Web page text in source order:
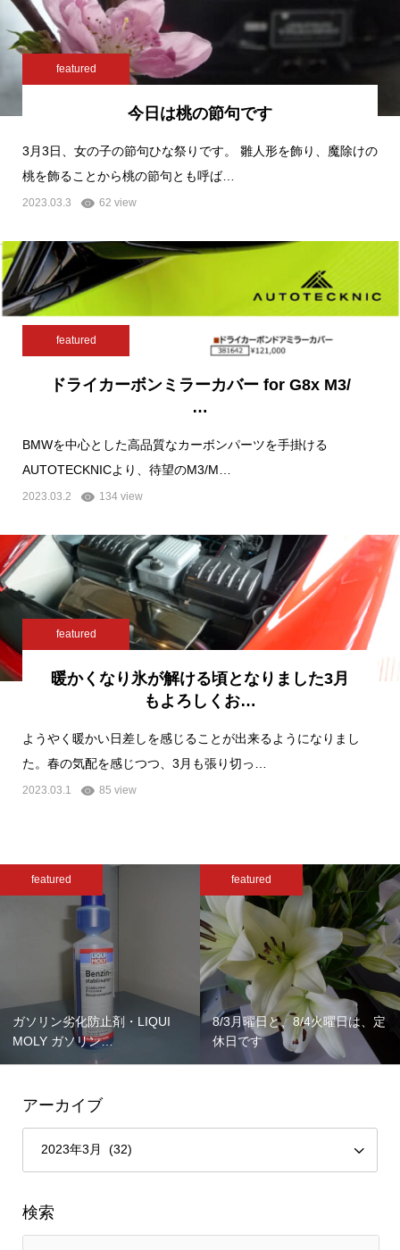
featured
今日は桃の節句です
3月3日、女の子の節句ひな祭りです。 雛人形を飾り、魔除けの
桃を飾ることから桃の節句とも呼ば…
2023.03.3 62 view
featured
ドライカーボンミラーカバー for G8x M3/
…
BMWを中心とした高品質なカーボンパーツを手掛ける
AUTOTECKNICより、待望のM3/M…
2023.03.2 134 view
featured
暖かくなり氷が解ける頃となりました3月
もよろしくお…
ようやく暖かい日差しを感じることが出来るようになりまし
た。春の気配を感じつつ、3月も張り切っ…
2023.03.1 85 view
featured
ガソリン劣化防止剤・LIQUI
MOLY ガソリン…
featured
8/3月曜日と、8/4火曜日は、定
休日です
アーカイブ
検索